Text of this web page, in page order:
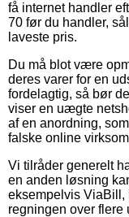
få internet handler
70 før du handler,
laveste pris.
Du må blot være
deres varer for en
fordelagtig, så bør
viser en uægte
af en anordning,
falske online
Vi tilråder generelt
en anden løsning
eksempelvis ViaBill,
regningen over flere